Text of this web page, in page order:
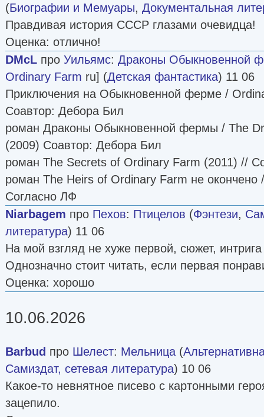
(Биографии и Мемуары, Документальная
Правдивая история СССР глазами очевидца!
Оценка: отлично!
DMcL про Уильямс: Драконы Обыкновенной
Ordinary Farm ru] (Детская фантастика) 11 06
Приключения на Обыкновенной ферме /
Соавтор: Дебора Бил
роман Драконы Обыкновенной фермы / The
(2009) Соавтор: Дебора Бил
роман The Secrets of Ordinary Farm (2011) //
роман The Heirs of Ordinary Farm не
Согласно ЛФ
Niarbagem про Пехов: Птицелов (Фэнтези,
литература) 11 06
На мой взгляд не хуже первой, сюжет, интрига
Однозначно стоит читать, если первая
Оценка: хорошо
10.06.2026
Barbud про Шелест: Мельница (
Самиздат, сетевая литература) 10 06
Какое-то невнятное писево с картонными
зацепило.